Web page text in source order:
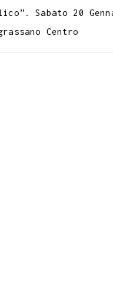
Sabato 20
Centro